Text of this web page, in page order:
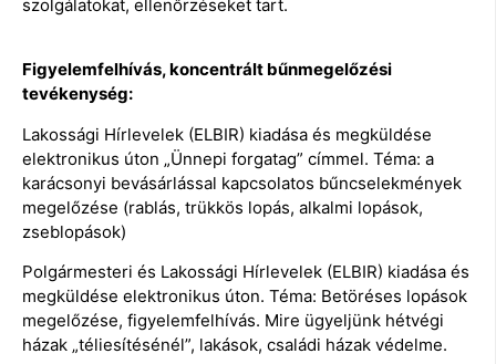
szolgálatokat, ellenőrzéseket tart.
Figyelemfelhívás, koncentrált bűnmegelőzési
tevékenység:
Lakossági Hírlevelek (ELBIR) kiadása és megküldése
elektronikus úton „Ünnepi forgatag” címmel. Téma: a
karácsonyi bevásárlással kapcsolatos bűncselekmények
megelőzése (rablás, trükkös lopás, alkalmi lopások,
zseblopások)
Polgármesteri és Lakossági Hírlevelek (ELBIR) kiadása és
megküldése elektronikus úton. Téma: Betöréses lopások
megelőzése, figyelemfelhívás. Mire ügyeljünk hétvégi
házak „téliesítésénél”, lakások, családi házak védelme.